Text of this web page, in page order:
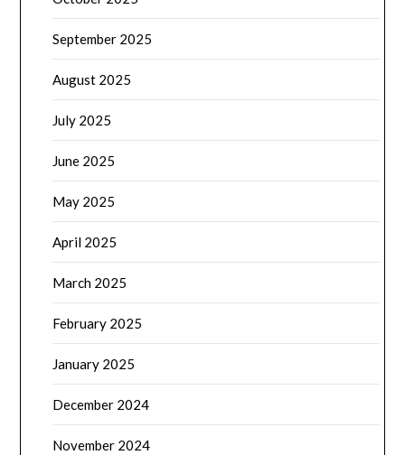
September 2025
August 2025
July 2025
June 2025
May 2025
April 2025
March 2025
February 2025
January 2025
December 2024
November 2024